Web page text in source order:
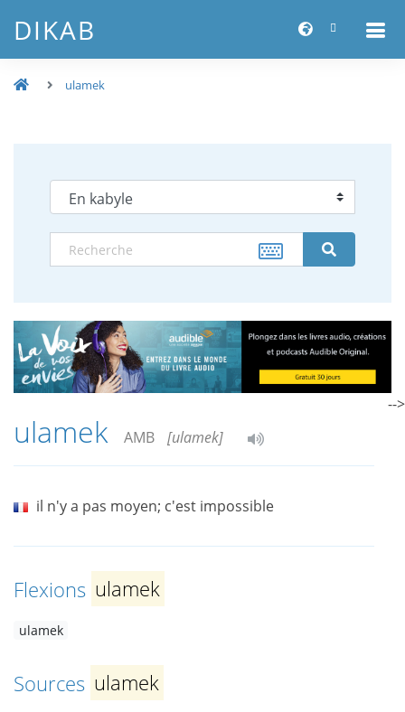
DIKAB
ulamek
ulamek AMB [ulamek]
il n'y a pas moyen; c'est impossible
Flexions ulamek
ulamek
Sources ulamek
-->